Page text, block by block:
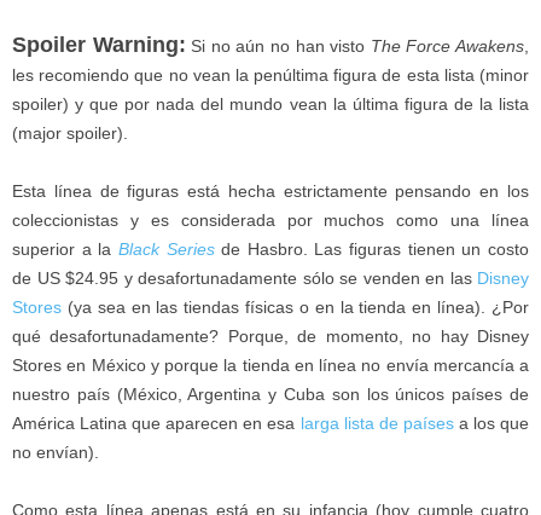
Spoiler Warning: Si no aún no han visto The Force Awakens,
les recomiendo que no vean la penúltima figura de esta lista (minor
spoiler) y que por nada del mundo vean la última figura de la lista
(major spoiler).
Esta línea de figuras está hecha estrictamente pensando en los
coleccionistas y es considerada por muchos como una línea
superior a la Black Seriesde Hasbro. Las figuras tienen un costo
de US $24.95 y desafortunadamente sólo se venden en las Disney
Stores (ya sea en las tiendas físicas o en la tienda en línea). ¿Por
qué desafortunadamente? Porque, de momento, no hay Disney
Stores en México y porque la tienda en línea no envía mercancía a
nuestro país (México, Argentina y Cuba son los únicos países de
América Latina que aparecen en esa larga lista de paísesa los que
no envían).
Como esta línea apenas está en su infancia (hoy cumple cuatro